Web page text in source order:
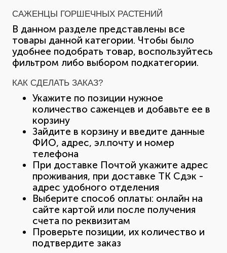
САЖЕНЦЫ ГОРШЕЧНЫХ РАСТЕНИЙ
В данном разделе представлены все
товары данной категории. Чтобы было
удобнее подобрать товар, воспользуйтесь
фильтром либо выбором подкатегории.
КАК СДЕЛАТЬ ЗАКАЗ?
Укажите по позиции нужное
количество саженцев и добавьте ее в
корзину
Зайдите в корзину и введите данные
ФИО, адрес, эл.почту и номер
телефона
При доставке Почтой укажите адрес
проживания, при доставке ТК Сдэк -
адрес удобного отделения
Выберите способ оплаты: онлайн на
сайте картой или после получения
счета по реквизитам
Проверьте позиции, их количество и
подтвердите заказ